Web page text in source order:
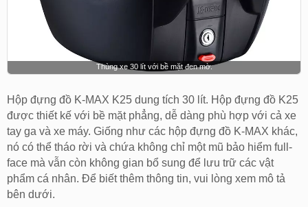
Thùng xe 30 lít với bề mặt đen mờ.
Hộp đựng đồ K-MAX K25 dung tích 30 lít. Hộp đựng đồ K25
được thiết kế với bề mặt phẳng, dễ dàng phù hợp với cả xe
tay ga và xe máy. Giống như các hộp đựng đồ K-MAX khác,
nó có thể tháo rời và chứa không chỉ một mũ bảo hiểm full-
face mà vẫn còn không gian bổ sung để lưu trữ các vật
phẩm cá nhân. Để biết thêm thông tin, vui lòng xem mô tả
bên dưới.